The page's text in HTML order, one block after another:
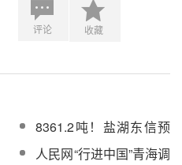
评论 收藏
8361.2吨！盐湖东信预
中标青豫直流二期三标
人民网“行进中国”青海调